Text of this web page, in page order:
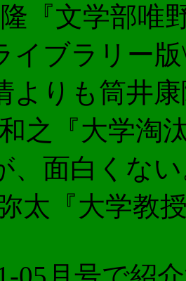
『文学部唯
イブラリー
よりも筒井
之『大学淘
、面白くな
太『大学教